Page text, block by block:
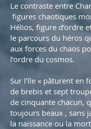
Le contraste entre
figures chaotiques
Hélios, figure d’ordre
le parcours du héros
aux forces du chaos
l’ordre du cosmos.
Sur l’île « pâturent en
de brebis et sept
de cinquante chacun,
toujours beaux , sans
la naissance ou la